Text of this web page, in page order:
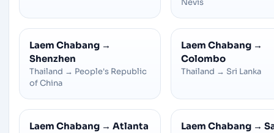
Nevis
Laem Chabang →
Shenzhen
Thailand → People's Republic
of China
Laem Chabang →
Colombo
Thailand → Sri Lanka
Laem Chabang → Atlanta
Laem Chabang →